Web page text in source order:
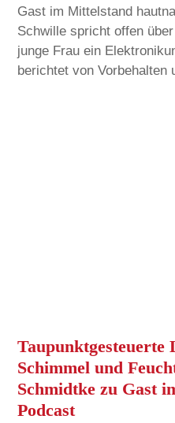
Gast im Mittelstand
Schwille spricht offen
junge Frau ein
berichtet von Vorbehalten
Schimmel und
Schmidtke zu Gast
Podcast